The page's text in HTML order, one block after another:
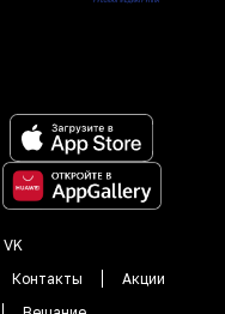
VK
Контакты
Акции